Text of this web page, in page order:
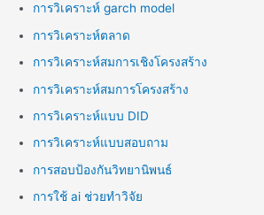
การวิเคราะห์ garch model
การวิเคราะห์ตลาด
การวิเคราะห์สมการเชิงโครงสร้าง
การวิเคราะห์สมการโครงสร้าง
การวิเคราะห์แบบ DID
การวิเคราะห์แบบสอบถาม
การสอบป้องกันวิทยานิพนธ์
การใช้ ai ช่วยทำวิจัย